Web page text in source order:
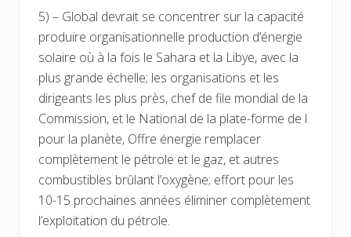
5) – Global devrait se concentrer sur la capacité
produire organisationnelle production d’énergie
solaire où à la fois le Sahara et la Libye, avec la
plus grande échelle; les organisations et les
dirigeants les plus près, chef de file mondial de la
Commission, et le National de la plate-forme de l
pour la planète, Offre énergie remplacer
complètement le pétrole et le gaz, et autres
combustibles brûlant l’oxygène; effort pour les
10-15 prochaines années éliminer complètement
l’exploitation du pétrole.